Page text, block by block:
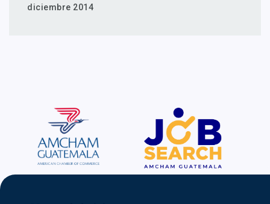
diciembre 2014